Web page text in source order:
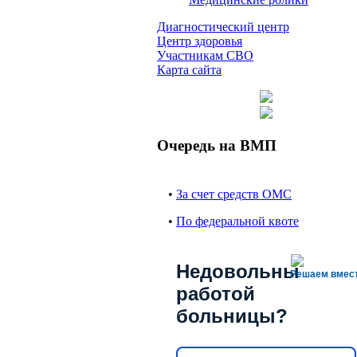
Диагностический центр
Центр здоровья
Участникам СВО
Карта сайта
Очередь на ВМП
• За счет средств ОМС
• По федеральной квоте
Решаем
Недовольны
работой
больницы?